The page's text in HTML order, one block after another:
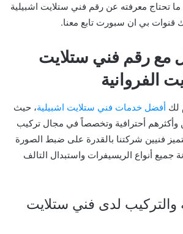
تحتاج معرفته عن رقم فني ستلايت اشبيلية
قنوات بي ان سبورت تابع معنا.
مع رقم فني ستلايت
الفروانية
لك أفضل خدمات فني ستلايت اشبيلية، حيث
وأكثرهم أحترافية وتخصصاً في مجال تركيب
فنيين شركتنا بالقدرة على ضبط الصورة
جميع أنواع الريسيفرات واستبدال التالف
والتركيب لدى فني ستلايت